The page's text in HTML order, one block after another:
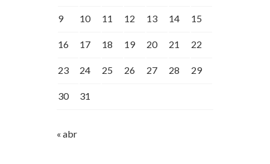
9 10 11 12 13 14 15
16 17 18 19 20 21 22
23 24 25 26 27 28 29
30 31
« abr